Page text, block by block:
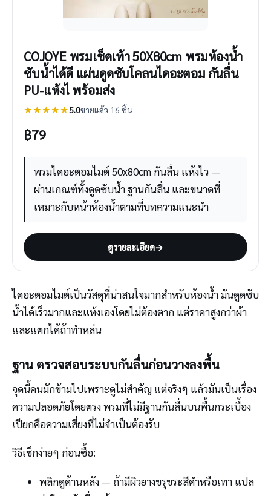
COJOYE พรมเช็ดเท้า 50X80cm พรมห้องน้ํา
ซับน้ำได้ดี แผ่นดูดซับโคลนไดอะตอม กันลื่น
PU-แห้งไ พร้อมส่ง
★★★★★5.0ขายแล้ว 16 ชิ้น
฿79
พรมไดอะตอมไมต์ 50x80cm กันลื่น แห้งไว —
ผ่านเกณฑ์ทั้งดูดซับน้ำ ฐานกันลื่น และขนาดที่
เหมาะกับหน้าห้องน้ำตามที่บทความแนะนำ
ดูรายละเอียด→
ไดอะตอมไมต์เป็นวัสดุที่น่าสนใจมากสำหรับห้องน้ำ มันดูดซับ
น้ำได้เร็วมากและแห้งเองโดยไม่ต้องตาก แต่ราคาสูงกว่าผ้า
และแตกได้ถ้าทำหล่น
ฐาน ตรวจสอบระบบกันลื่นก่อนวางลงพื้น
จุดนี้คนมักข้ามไปเพราะดูไม่สำคัญ แต่จริงๆ แล้วมันเป็นเรื่อง
ความปลอดภัยโดยตรง พรมที่ไม่มีฐานกันลื่นบนพื้นกระเบื้อง
เปียกคือความเสี่ยงที่ไม่จำเป็นต้องรับ
วิธีเช็กง่ายๆ ก่อนซื้อ:
พลิกดูด้านหลัง — ถ้ามีผิวยางขรุขระสีดำหรือเทา แปล